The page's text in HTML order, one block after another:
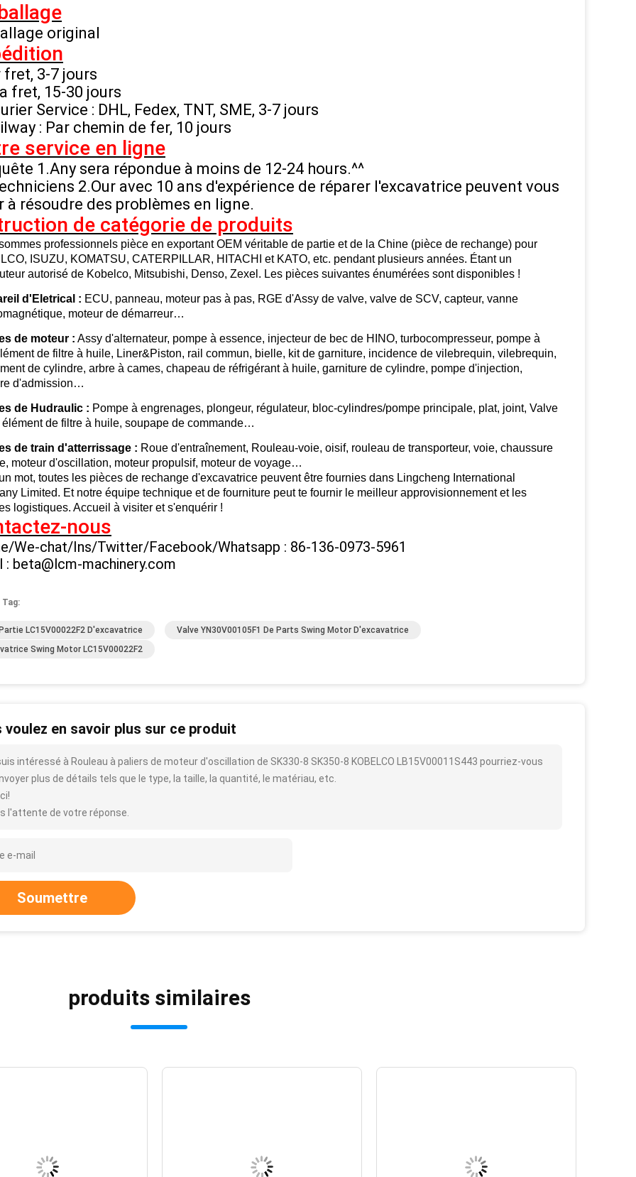
original
fret, 3-7 jours
fret, 15-30 jours
Service : DHL, Fedex, TNT, SME, 3-7 jours
: Par chemin de fer, 10 jours
service en ligne
1.Any sera répondue à moins de 12-24 hours.^^
2.Our avec 10 ans d'expérience de réparer l'excavatrice peuvent vous
à résoudre des problèmes en ligne.
de catégorie de produits
professionnels pièce en exportant OEM véritable de partie et de la Chine (pièce de rechange) pour
ISUZU, KOMATSU, CATERPILLAR, HITACHI et KATO, etc. pendant plusieurs années. Étant un
autorisé de Kobelco, Mitsubishi, Denso, Zexel. Les pièces suivantes énumérées sont disponibles !
d'Eletrical : ECU, panneau, moteur pas à pas, RGE d'Assy de valve, valve de SCV, capteur, vanne
moteur de démarreur…
de moteur : Assy d'alternateur, pompe à essence, injecteur de bec de HINO, turbocompresseur, pompe à
de filtre à huile, Liner&Piston, rail commun, bielle, kit de garniture, incidence de vilebrequin, vilebrequin,
de cylindre, arbre à cames, chapeau de réfrigérant à huile, garniture de cylindre, pompe d'injection,
d'admission…
de Hudraulic : Pompe à engrenages, plongeur, régulateur, bloc-cylindres/pompe principale, plat, joint, Valve
élément de filtre à huile, soupape de commande…
de train d'atterrissage : Roue d'entraînement, Rouleau-voie, oisif, rouleau de transporteur, voie, chaussure
moteur d'oscillation, moteur propulsif, moteur de voyage…
mot, toutes les pièces de rechange d'excavatrice peuvent être fournies dans Lingcheng International
Limited. Et notre équipe technique et de fourniture peut te fournir le meilleur approvisionnement et les
logistiques. Accueil à visiter et s'enquérir !
nous
We-chat/Ins/Twitter/Facebook/Whatsapp : 86-136-0973-5961
: beta@lcm-machinery.com
LC15V00022F2 D'excavatrice
Valve YN30V00105F1 De Parts Swing Motor D'excavatrice
Swing Motor LC15V00022F2
voulez en savoir plus sur ce produit
intéressé à Rouleau à paliers de moteur d'oscillation de SK330-8 SK350-8 KOBELCO LB15V00011S443 pourriez-vous
plus de détails tels que le type, la taille, la quantité, le matériau, etc.
l'attente de votre réponse.
Soumettre
produits similaires